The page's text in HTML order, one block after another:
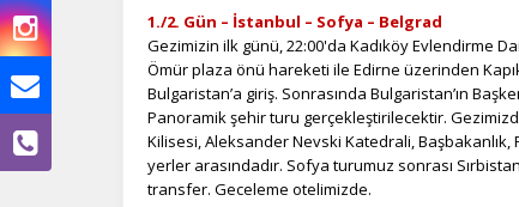
1./2. Gün – İstanbul – Sofya – Belgrad
Gezimizin ilk günü, 22:00'da Kadıköy Evlendirme
Ömür plaza önü hareketi ile Edirne üzerinden
Bulgaristan’a giriş. Sonrasında Bulgaristan’ın
Panoramik şehir turu gerçekleştirilecektir.
Kilisesi, Aleksander Nevski Katedrali,
yerler arasındadır. Sofya turumuz sonrası
transfer. Geceleme otelimizde.